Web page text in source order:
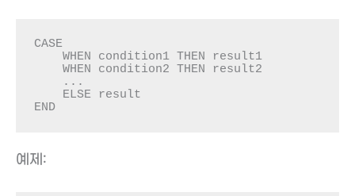
CASE
    WHEN condition1 THEN result1
    WHEN condition2 THEN result2
END
예제: